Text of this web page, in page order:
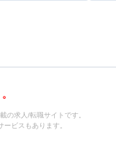
の求人/転職サイトです。
ビスもあります。